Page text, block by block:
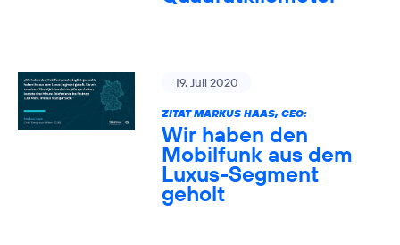
19. Juli 2020
ZITAT MARKUS HAAS, CEO:
Wir haben den
Mobilfunk aus dem
Luxus-Segment
geholt